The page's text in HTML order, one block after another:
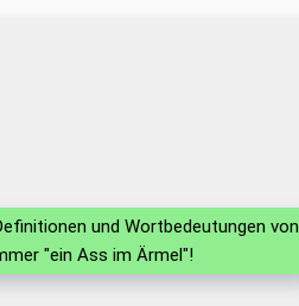
und Wortbedeutungen von
"ein Ass im Ärmel"!